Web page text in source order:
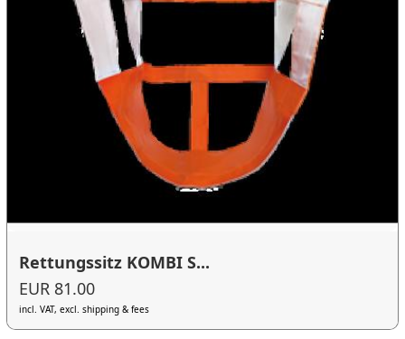
Rettungssitz KOMBI S...
EUR 81.00
incl. VAT, excl. shipping & fees